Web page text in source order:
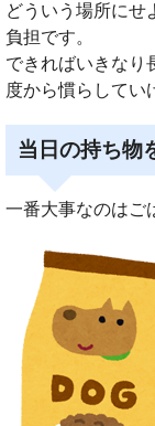
どういう場所にせ
負担です。
できればいきなり
度から慣らしてい
当日の持ち物
一番大事なのはご